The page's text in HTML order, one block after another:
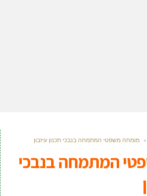
» מומחה משפטי המתמחה בנבכי תכנון עיזבון
המתמחה בנבכי